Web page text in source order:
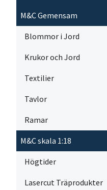
M&C Gemensam
Blommor i Jord
Krukor och Jord
Textilier
Tavlor
Ramar
M&C skala 1:18
Högtider
Lasercut Träprodukter